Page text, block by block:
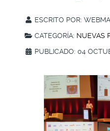
ESCRITO POR:
CATEGORÍA: NUEVAS
PUBLICADO: 04